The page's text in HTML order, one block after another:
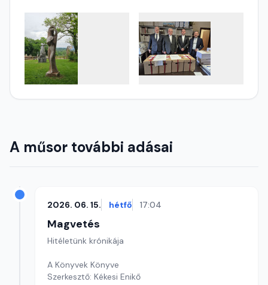
A műsor további adásai
2026. 06. 15. hétfő 17:04
Magvetés
Hitéletünk krónikája
A Könyvek Könyve
Szerkesztő: Kékesi Enikő